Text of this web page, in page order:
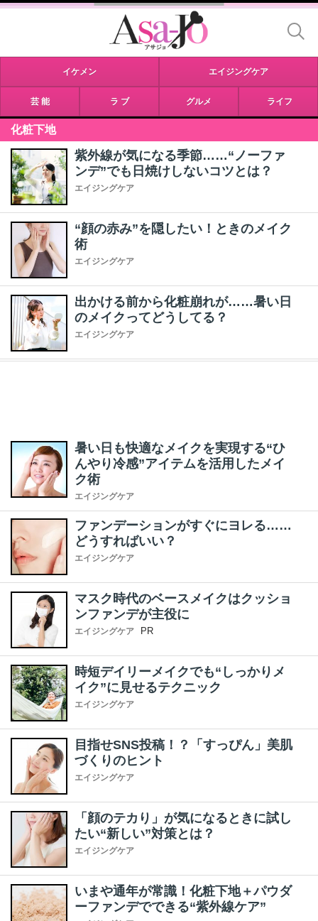
イケメン エイジングケア
芸 能 ラ ブ グルメ ライフ
化粧下地
紫外線が気になる季節……“ノーファ
ンデ”でも日焼けしないコツとは？
エイジングケア
“顔の赤み”を隠したい！ときのメイク
術
エイジングケア
出かける前から化粧崩れが……暑い日
のメイクってどうしてる？
エイジングケア
暑い日も快適なメイクを実現する“ひ
んやり冷感”アイテムを活用したメイ
ク術
エイジングケア
ファンデーションがすぐにヨレる……
どうすればいい？
エイジングケア
マスク時代のベースメイクはクッショ
ンファンデが主役に
エイジングケア PR
時短デイリーメイクでも“しっかりメ
イク”に見せるテクニック
エイジングケア
目指せSNS投稿！？「すっぴん」美肌
づくりのヒント
エイジングケア
「顔のテカり」が気になるときに試し
たい“新しい”対策とは？
エイジングケア
いまや通年が常識！化粧下地＋パウダ
ーファンデでできる“紫外線ケア”